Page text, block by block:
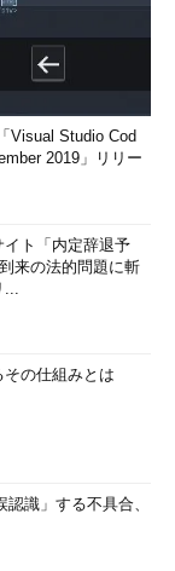
Visual Studio Cod
2019」リリー
ト「内定辞退予
来の法的問題に斬
...
の仕組みとは
識」する不具合、